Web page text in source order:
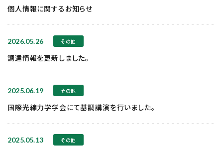
個人情報に関するお知らせ
2026.05.26 その他
調達情報を更新しました。
2025.06.19 その他
国際光線力学学会にて基調講演を行いました。
2025.05.13 その他